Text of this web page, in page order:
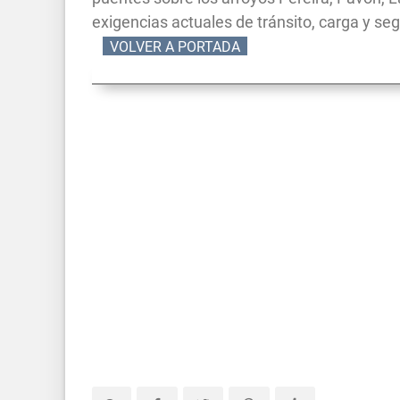
exigencias actuales de tránsito, carga y
VOLVER A PORTADA